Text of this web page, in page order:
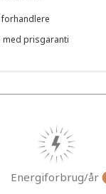
med prisgaranti
Energiforbrug/år